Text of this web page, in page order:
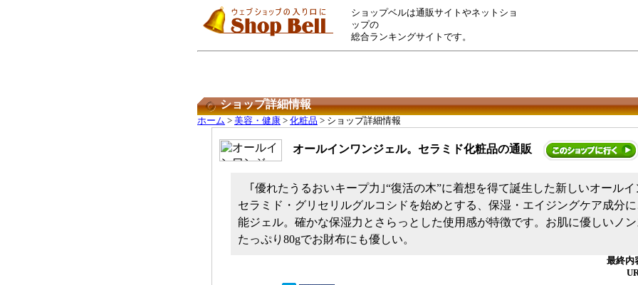
ショップベルは通販サイトやネットショ
ップの
総合ランキングサイトです。
ショップ詳細情報
ホーム > 美容・健康 > 化粧品 > ショップ詳細情報
オールインワンジェル。セラミド化粧品の通販
｢優れたうるおいキープ力｣“復活の木”に着想を得て誕生した新しいオールイ
セラミド・グリセリルグルコシドを始めとする、保湿・エイジングケア成分
能ジェル。確かな保湿力とさらっとした使用感が特徴です。お肌に優しいノン
たっぷり80gでお財布にも優しい。
最終内